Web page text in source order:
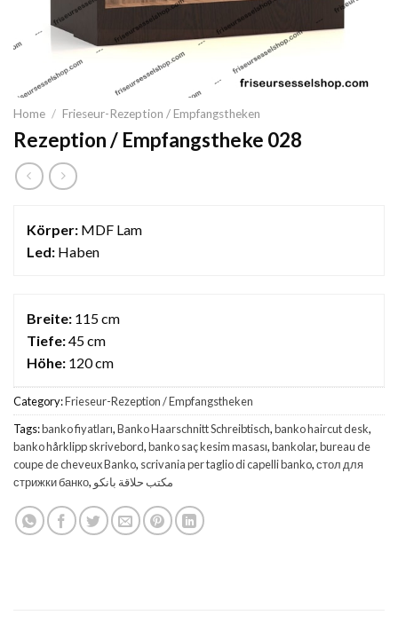
Home / Frieseur-Rezeption / Empfangstheken
Rezeption / Empfangstheke 028
Körper: MDF Lam
Led: Haben
Breite: 115 cm
Tiefe:45 cm
Höhe: 120 cm
Category:Frieseur-Rezeption / Empfangstheken
Tags:banko fiyatları,Banko Haarschnitt Schreibtisch,banko haircut desk,
banko hårklipp skrivebord,banko saç kesim masası,bankolar,bureau de
coupe de cheveux Banko, scrivania per taglio di capelli banko,стол для
стрижки банко, مكتب حلاقة بانكو